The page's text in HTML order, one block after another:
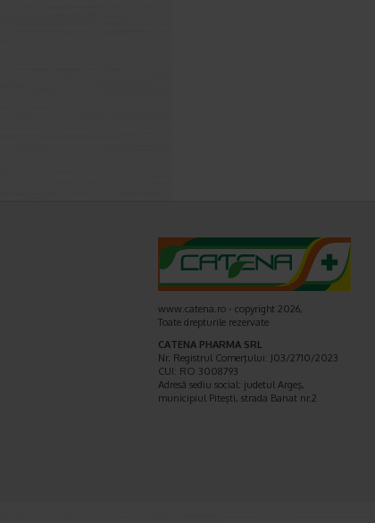
www.catena.ro - copyright 2026,
Toate drepturile rezervate
CATENA PHARMA SRL
Nr. Registrul Comerţului: J03/2710/2023
CUI: RO 3008793
Adresă sediu social: judetul Argeş,
municipiul Piteşti, strada Banat nr.2